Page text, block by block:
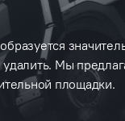
Мы
площадки.